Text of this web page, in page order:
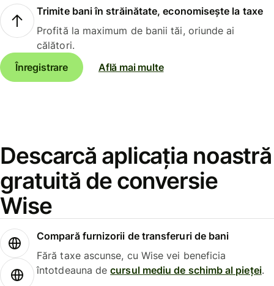
Trimite bani în străinătate, economisește la taxe
Profită la maximum de banii tăi, oriunde ai
călători.
Înregistrare
Află mai multe
Descarcă aplicația noastră
gratuită de conversie
Wise
Compară furnizorii de transferuri de bani
Fără taxe ascunse, cu Wise vei beneficia
întotdeauna decursul mediu de schimb al pieței.